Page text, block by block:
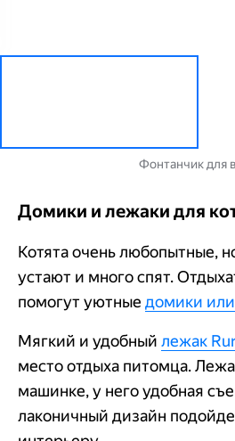
Фонтанчик для
Домики и лежаки для
Котята очень любопытные,
устают и много спят.
помогут уютные домики
Мягкий и удобный лежак
место отдыха питомца.
машинке, у него удобная
лаконичный дизайн